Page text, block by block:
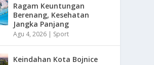
Ragam Keuntungan
Berenang, Kesehatan
Jangka Panjang
Agu 4, 2026 | Sport
Keindahan Kota Bojnice